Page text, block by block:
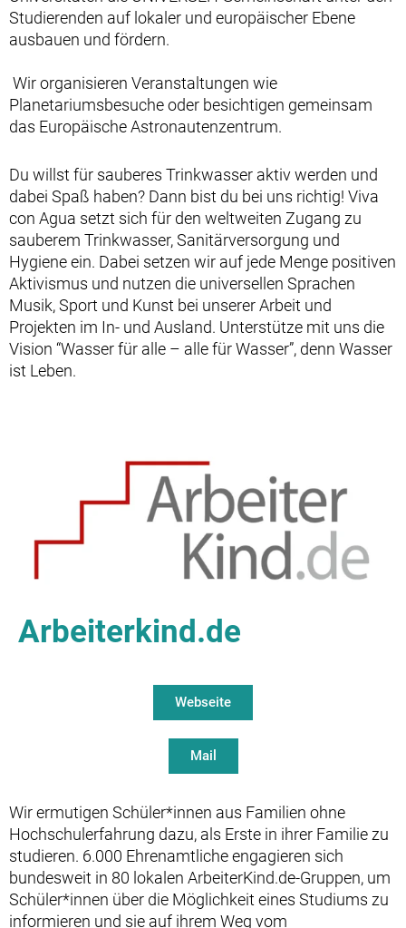
Studierenden auf lokaler und europäischer Ebene
ausbauen und fördern.
Wir organisieren Veranstaltungen wie
Planetariumsbesuche oder besichtigen gemeinsam
das Europäische Astronautenzentrum.
Du willst für sauberes Trinkwasser aktiv werden und
dabei Spaß haben? Dann bist du bei uns richtig! Viva
con Agua setzt sich für den weltweiten Zugang zu
sauberem Trinkwasser, Sanitärversorgung und
Hygiene ein. Dabei setzen wir auf jede Menge positiven
Aktivismus und nutzen die universellen Sprachen
Musik, Sport und Kunst bei unserer Arbeit und
Projekten im In- und Ausland. Unterstütze mit uns die
Vision “Wasser für alle – alle für Wasser”, denn Wasser
ist Leben.
Arbeiterkind.de
Webseite
Mail
Wir ermutigen Schüler*innen aus Familien ohne
Hochschulerfahrung dazu, als Erste in ihrer Familie zu
studieren. 6.000 Ehrenamtliche engagieren sich
bundesweit in 80 lokalen ArbeiterKind.de-Gruppen, um
Schüler*innen über die Möglichkeit eines Studiums zu
informieren und sie auf ihrem Weg vom
Facebook
Twitter X
Instagram
© Copyright 2023. All